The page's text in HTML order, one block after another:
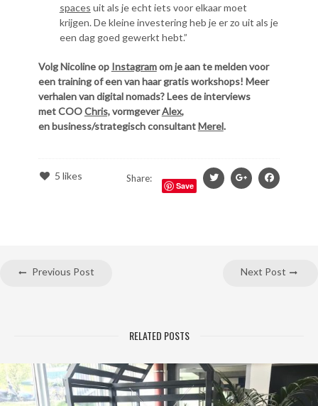
spaces uit als je echt iets voor elkaar moet
krijgen. De kleine investering heb je er zo uit als je
een dag goed gewerkt hebt.”
Volg Nicoline op Instagramom je aan te melden voor
een training of een van haar gratis workshops! Meer
verhalen van digital nomads? Lees de interviews
met COOChris,vormgeverAlex,
en business/strategisch consultantMerel.
5 likes Share:
Save
Previous Post Next Post
RELATED POSTS